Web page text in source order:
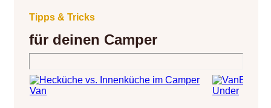
Tipps & Tricks
für deinen Camper